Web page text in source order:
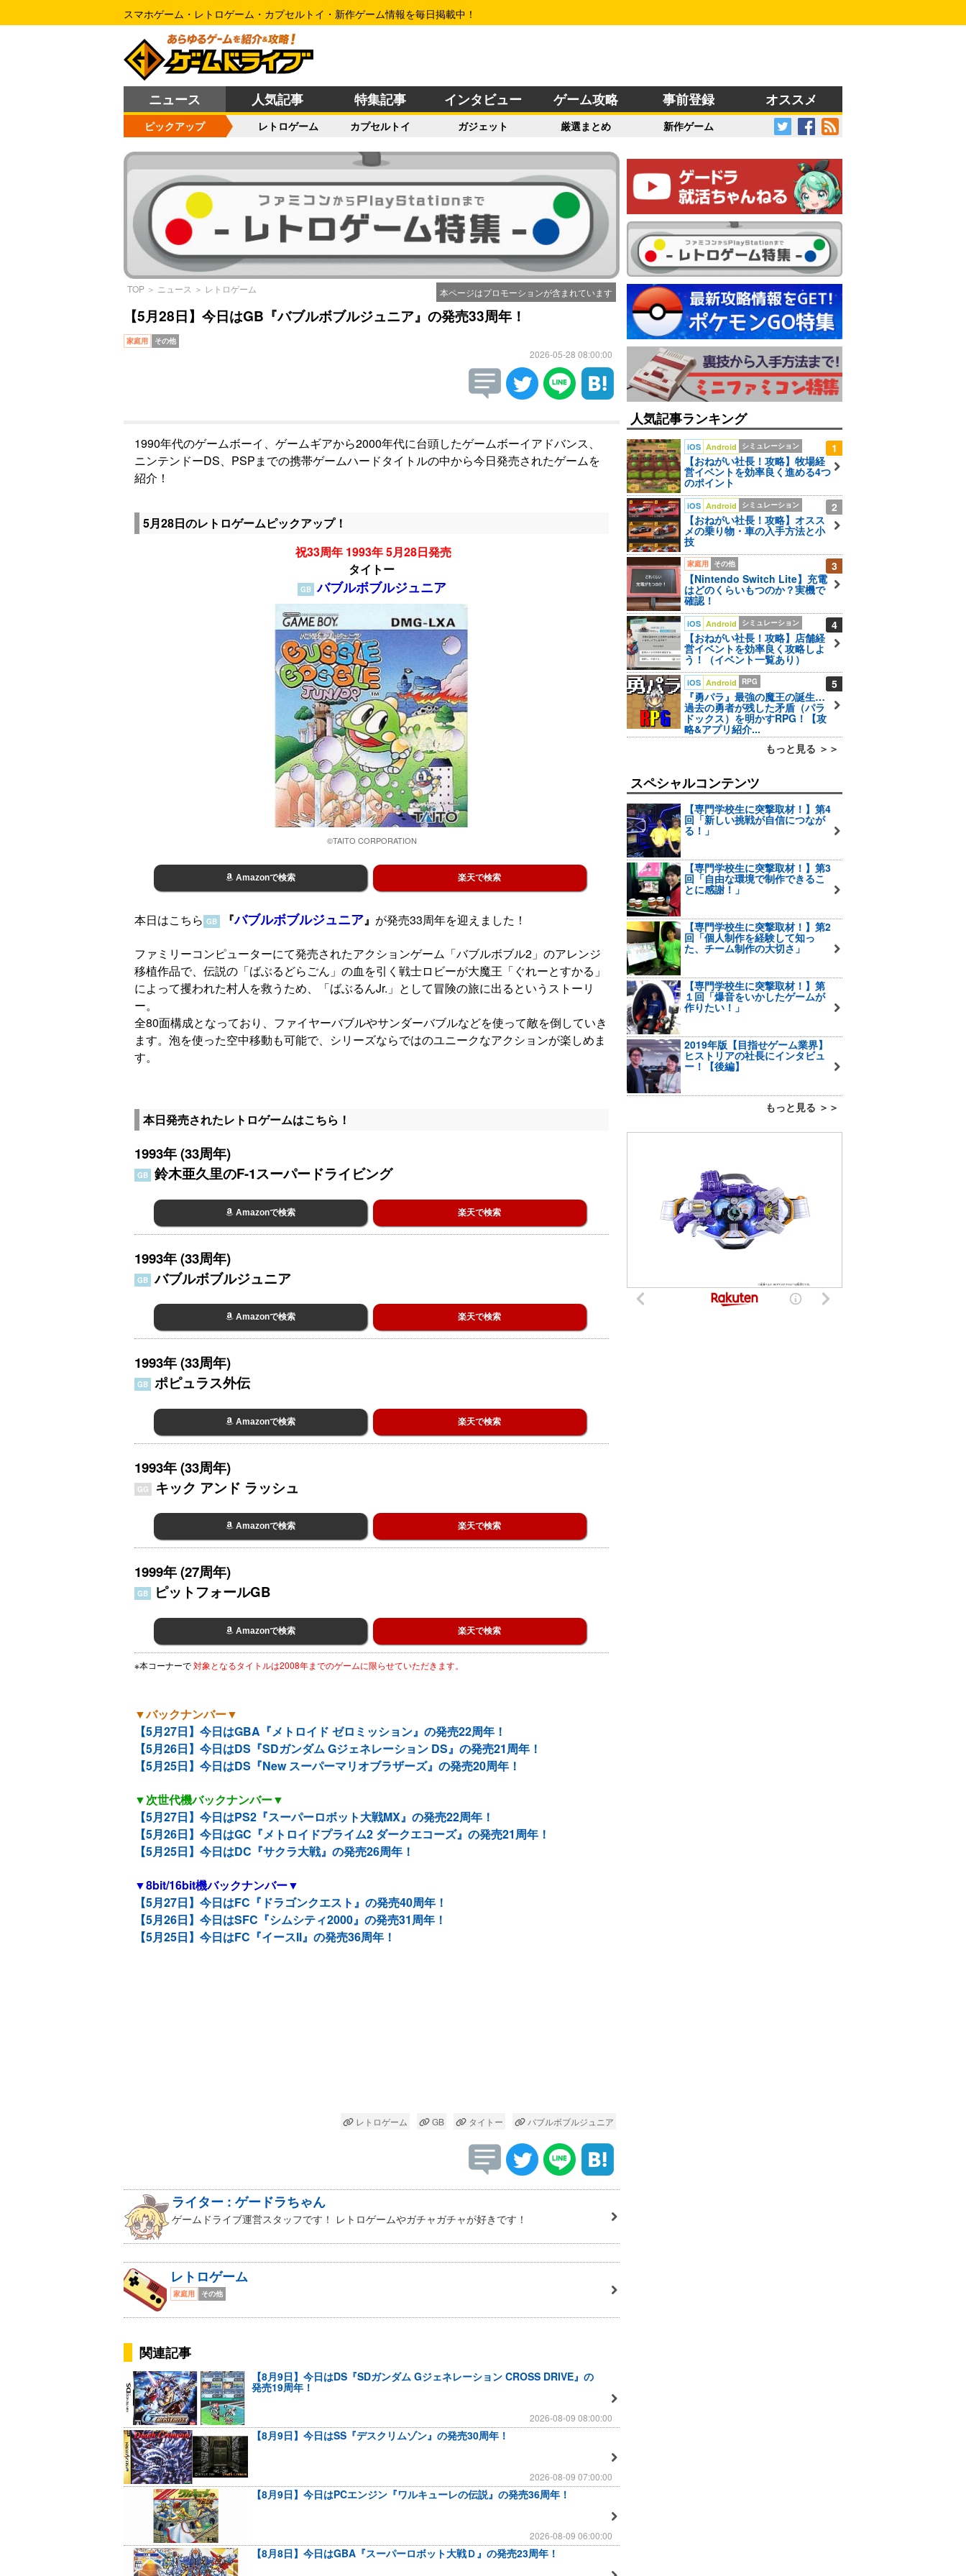
スマホゲーム・レトロゲーム・カプセルトイ・新作ゲーム情報を毎日掲載中！
ニュース 人気記事 特集記事 インタビュー ゲーム攻略 事前登録 オススメ
ピックアップ レトロゲーム カプセルトイ ガジェット 厳選まとめ 新作ゲーム
本ページはプロモーションが含まれています
TOP ＞ ニュース ＞ レトロゲーム
【5月28日】今日はGB『バブルボブルジュニア』の発売33周年！
家庭用 その他
2026-05-28 08:00:00
1990年代のゲームボーイ、ゲームギアから2000年代に台頭したゲームボーイアドバンス、
ニンテンドーDS、PSPまでの携帯ゲームハードタイトルの中から今日発売されたゲームを
紹介！
5月28日のレトロゲームピックアップ！
祝33周年 1993年 5月28日発売
タイトー
GB バブルボブルジュニア
©TAITO CORPORATION
Amazonで検索 楽天で検索
本日はこちら GB 『バブルボブルジュニア』 が発売33周年を迎えました！
ファミリーコンピューターにて発売されたアクションゲーム「バブルボブル2」のアレンジ
移植作品で、伝説の「ばぶるどらごん」の血を引く戦士ロビーが大魔王「ぐれーとすかる」
によって攫われた村人を救うため、「ばぶるんJr.」として冒険の旅に出るというストーリ
ー。
全80面構成となっており、ファイヤーバブルやサンダーバブルなどを使って敵を倒していき
ます。泡を使った空中移動も可能で、シリーズならではのユニークなアクションが楽しめま
す。
本日発売されたレトロゲームはこちら！
1993年 (33周年)
GB 鈴木亜久里のF-1スーパードライビング
Amazonで検索 楽天で検索
1993年 (33周年)
GB バブルボブルジュニア
Amazonで検索 楽天で検索
1993年 (33周年)
GB ポピュラス外伝
Amazonで検索 楽天で検索
1993年 (33周年)
GG キック アンド ラッシュ
Amazonで検索 楽天で検索
1999年 (27周年)
GB ピットフォールGB
Amazonで検索 楽天で検索
※本コーナーで対象となるタイトルは2008年までのゲームに限らせていただきます。
▼バックナンバー▼
【5月27日】今日はGBA『メトロイド ゼロミッション』の発売22周年！
【5月26日】今日はDS『SDガンダム Gジェネレーション DS』の発売21周年！
【5月25日】今日はDS『New スーパーマリオブラザーズ』の発売20周年！
▼次世代機バックナンバー▼
【5月27日】今日はPS2『スーパーロボット大戦MX』の発売22周年！
【5月26日】今日はGC『メトロイドプライム2 ダークエコーズ』の発売21周年！
【5月25日】今日はDC『サクラ大戦』の発売26周年！
▼8bit/16bit機バックナンバー▼
【5月27日】今日はFC『ドラゴンクエスト』の発売40周年！
【5月26日】今日はSFC『シムシティ2000』の発売31周年！
【5月25日】今日はFC『イースII』の発売36周年！
レトロゲーム GB タイトー バブルボブルジュニア
ライター : ゲードラちゃん
ゲームドライブ運営スタッフです！ レトロゲームやガチャガチャが好きです！
レトロゲーム
家庭用 その他
関連記事
【8月9日】今日はDS『SDガンダム Gジェネレーション CROSS DRIVE』の
発売19周年！
2026-08-09 08:00:00
【8月9日】今日はSS『デスクリムゾン』の発売30周年！
2026-08-09 07:00:00
【8月9日】今日はPCエンジン『ワルキューレの伝説』の発売36周年！
2026-08-09 06:00:00
【8月8日】今日はGBA『スーパーロボット大戦Ｄ』の発売23周年！
人気記事ランキング
1
iOS Android シミュレーション
【おねがい社長！攻略】牧場経
営イベントを効率良く進める4つ
のポイント
2
iOS Android シミュレーション
【おねがい社長！攻略】オスス
メの乗り物・車の入手方法と小
技
3
家庭用 その他
【Nintendo Switch Lite】充電
はどのくらいもつのか？実機で
確認！
4
iOS Android シミュレーション
【おねがい社長！攻略】店舗経
営イベントを効率良く攻略しよ
う！（イベント一覧あり）
5
iOS Android RPG
『勇パラ』最強の魔王の誕生…
過去の勇者が残した矛盾（パラ
ドックス）を明かすRPG！【攻
略&アプリ紹介...
もっと見る ＞＞
スペシャルコンテンツ
【専門学校生に突撃取材！】第4
回「新しい挑戦が自信につなが
る！」
【専門学校生に突撃取材！】第3
回「自由な環境で制作できるこ
とに感謝！」
【専門学校生に突撃取材！】第2
回「個人制作を経験して知っ
た、チーム制作の大切さ」
【専門学校生に突撃取材！】第
１回「爆音をいかしたゲームが
作りたい！」
2019年版【目指せゲーム業界】
ヒストリアの社長にインタビュ
ー！【後編】
もっと見る ＞＞